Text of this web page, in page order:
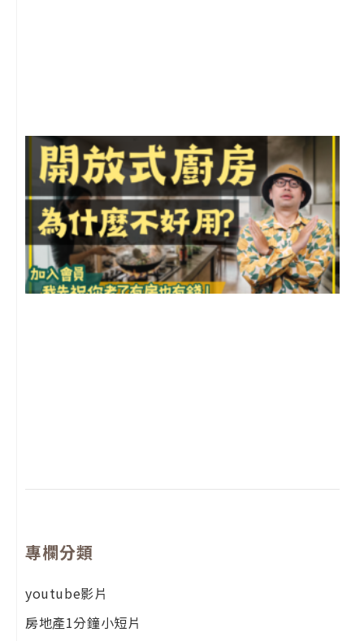
專欄分類
youtube影片
房地產1分鐘小短片